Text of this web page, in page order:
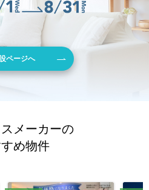
ページへ
メーカーの
め物件